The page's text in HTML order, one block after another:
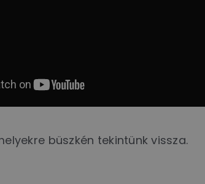
büszkén tekintünk vissza.